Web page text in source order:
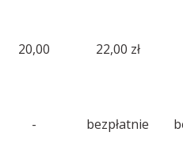
20,00 22,00 zł
- bezpłatnie